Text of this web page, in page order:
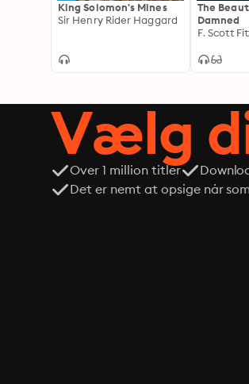
King Solomon's Mines
Sir Henry Rider Haggard
The
Damned
F. Scott
Vælg
Over 1 million titler
Det er nemt at opsige når